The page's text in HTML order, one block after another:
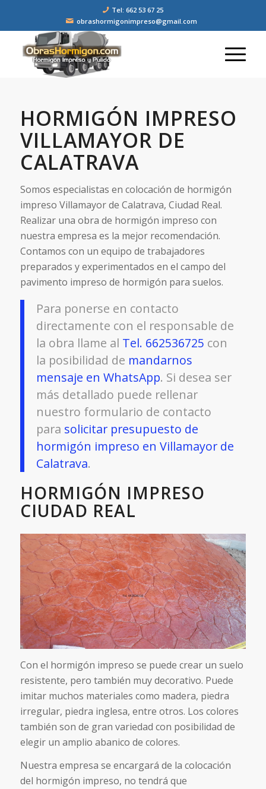
Tel: 662 53 67 25
obrashormigonimpreso@gmail.com
HORMIGÓN IMPRESO
VILLAMAYOR DE
CALATRAVA
Somos especialistas en colocación de hormigón
impreso Villamayor de Calatrava, Ciudad Real.
Realizar una obra de hormigón impreso con
nuestra empresa es la mejor recomendación.
Contamos con un equipo de trabajadores
preparados y experimentados en el campo del
pavimento impreso de hormigón para suelos.
Para ponerse en contacto
directamente con el responsable de
la obra llame al Tel. 662536725 con
la posibilidad de mandarnos
mensaje en WhatsApp. Si desea ser
más detallado puede rellenar
nuestro formulario de contacto
para solicitar presupuesto de
hormigón impreso en Villamayor de
Calatrava.
HORMIGÓN IMPRESO
CIUDAD REAL
Con el hormigón impreso se puede crear un suelo
resistente, pero también muy decorativo. Puede
imitar muchos materiales como madera, piedra
irregular, piedra inglesa, entre otros. Los colores
también son de gran variedad con posibilidad de
elegir un amplio abanico de colores.
Nuestra empresa se encargará de la colocación
del hormigón impreso, no tendrá que